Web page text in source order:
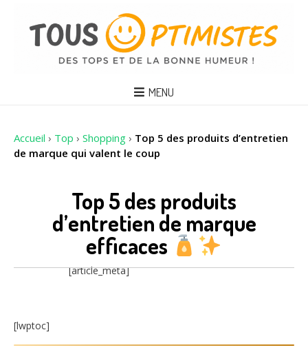
MENU
Accueil › Top › Shopping › Top 5 des produits d’entretien
de marque qui valent le coup
Top 5 des produits
d’entretien de marque
efficaces
[article_meta]
[lwptoc]